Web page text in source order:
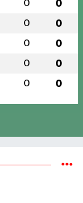
0 0
0 0
0 0
0 0
0 0